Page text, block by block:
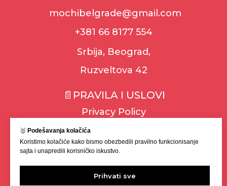
🥇 Podešavanja kolačića
Koristimo kolačiće kako bismo obezbedili pravilno funkcionisanje
sajta i unapredili korisničko iskustvo.
Prihvati sve
mochibelgrade@gmail.com
+381 66 8177 554
Srbija, Beograd,
Ruzveltova 42
📄PRAVILA I USLOVI
Privacy Policy
Terms & Conditions
Politika povraćaja
Cookie Policy